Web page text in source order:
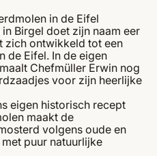
in de Eifel
Birgel doet zijn naam eer
zich ontwikkeld tot een
de Eifel. In de eigen
Chefmüller Erwin nog
voor zijn heerlijke
eigen historisch recept
maakt de
volgens oude en
puur natuurlijke